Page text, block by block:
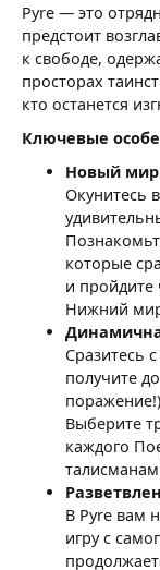
Pyre — это
предстоит
к свободе,
просторах
кто останется
Ключевые
Новый мир
Окунитесь
которые
и пройдите
Нижний
Сразитесь
получите
Выберите
каждого
В Pyre вам
игру с